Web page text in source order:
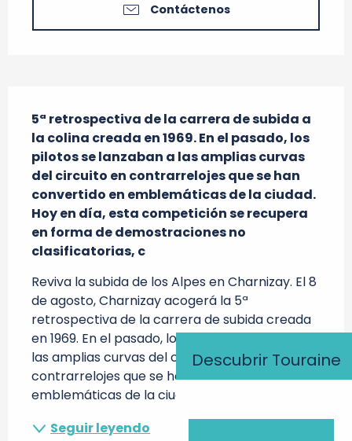
Descubrir Touraine
Contáctenos
5ª retrospectiva de la carrera de subida a
la colina creada en 1969. En el pasado, los
pilotos se lanzaban a las amplias curvas
del circuito en contrarrelojes que se han
convertido en emblemáticas de la ciudad.
Hoy en día, esta competición se recupera
en forma de demostraciones no
clasificatorias, c
Reviva la subida de los Alpes en Charnizay. El 8
de agosto, Charnizay acogerá la 5ª
retrospectiva de la carrera de subida creada
en 1969. En el pasado, los pilotos se lanzaban a
las amplias curvas del circuito en
contrarrelojes que se han convertido en
emblemáticas de la ciudad. Hoy en día, esta...
Seguir leyendo